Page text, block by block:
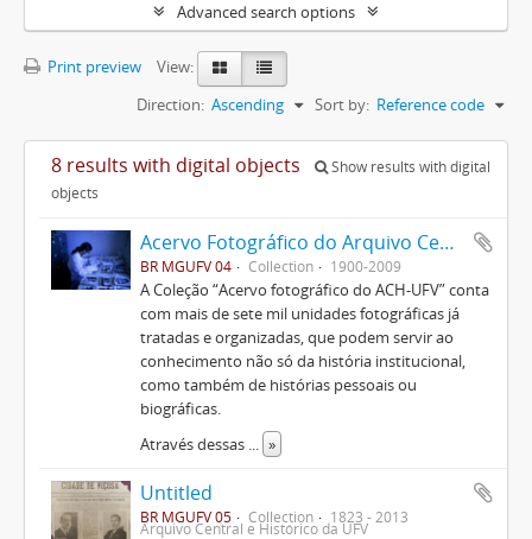
Advanced search options
Print preview
View:
Sort by: Reference code
Direction: Ascending
8 results with digital objects
Show results with digital
objects
Acervo Fotográfico do Arquivo Central Histórico da UFV
BR MGUFV 04 Collection 1900-2009
A Coleção “Acervo fotográfico do ACH-UFV” conta
com mais de sete mil unidades fotográficas já
tratadas e organizadas, que podem servir ao
conhecimento não só da história institucional,
como também de histórias pessoais ou
biográficas.
Através dessas
»
Untitled
BR MGUFV 05 Collection 1823 - 2013
Arquivo Central e Histórico da UFV